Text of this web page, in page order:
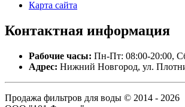
Карта сайта
Контактная информация
Рабочие часы: Пн-Пт: 08:00-20:00,
Адрес: Нижний Новгород, ул.
Продажа фильтров для воды © 2014 - 2026